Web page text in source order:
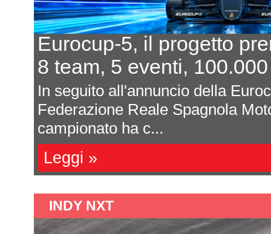
5, il progetto prende
5 eventi, 100.000 euro al
all'annuncio della Eurocup-5 da
Reale Spagnola Motorsport
ha c...
INDY NXT